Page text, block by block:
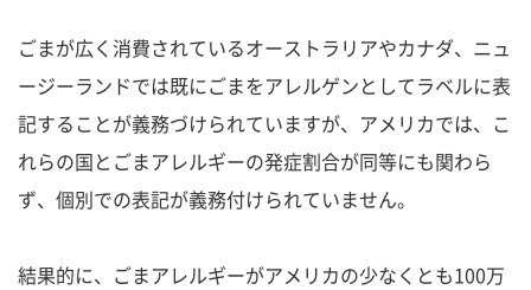
ごまが広く消費されているオーストラリアやカナダ、ニュ
ージーランドでは既にごまをアレルゲンとしてラベルに表
記することが義務づけられていますが、アメリカでは、こ
れらの国とごまアレルギーの発症割合が同等にも関わら
ず、個別での表記が義務付けられていません。
結果的に、ごまアレルギーがアメリカの少なくとも100万